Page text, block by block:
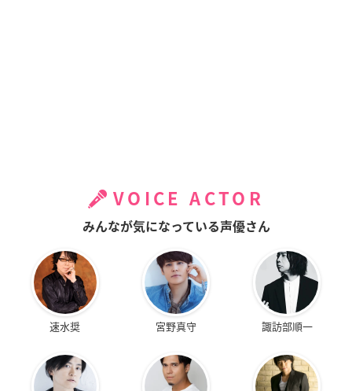
VOICE ACTOR
みんなが気になっている声優さん
速水奨 宮野真守 諏訪部順一